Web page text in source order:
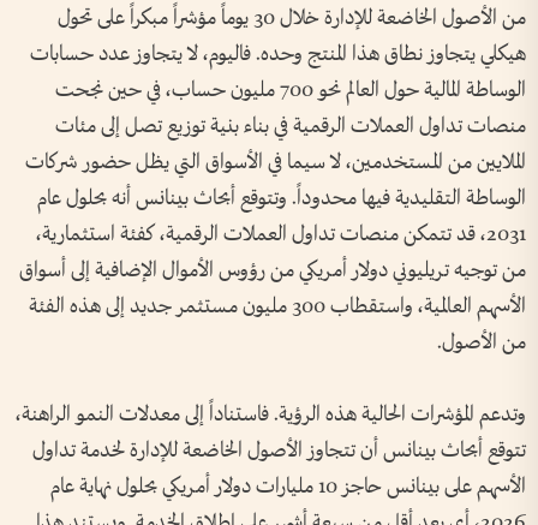
من الأصول الخاضعة للإدارة خلال 30 يوماً مؤشراً مبكراً على تحول
هيكلي يتجاوز نطاق هذا المنتج وحده. فاليوم، لا يتجاوز عدد حسابات
الوساطة المالية حول العالم نحو 700 مليون حساب، في حين نجحت
منصات تداول العملات الرقمية في بناء بنية توزيع تصل إلى مئات
الملايين من المستخدمين، لا سيما في الأسواق التي يظل حضور شركات
الوساطة التقليدية فيها محدوداً. وتتوقع أبحاث بينانس أنه بحلول عام
2031، قد تتمكن منصات تداول العملات الرقمية، كفئة استثمارية،
من توجيه تريليوني دولار أمريكي من رؤوس الأموال الإضافية إلى أسواق
الأسهم العالمية، واستقطاب 300 مليون مستثمر جديد إلى هذه الفئة
من الأصول.
وتدعم المؤشرات الحالية هذه الرؤية. فاستناداً إلى معدلات النمو الراهنة،
تتوقع أبحاث بينانس أن تتجاوز الأصول الخاضعة للإدارة لخدمة تداول
الأسهم على بينانس حاجز 10 مليارات دولار أمريكي بحلول نهاية عام